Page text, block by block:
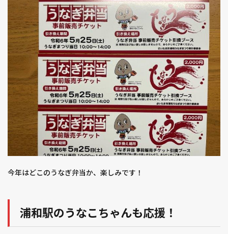
今年はどこのうなぎ弁当か、楽しみです！
浦和駅のうなこちゃんも応援！